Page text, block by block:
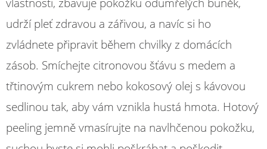
vlastnosti, zbavuje pokožku odumřelých buněk,
udrží pleť zdravou a zářivou, a navíc si ho
zvládnete připravit během chvilky z domácích
zásob. Smíchejte citronovou šťávu s medem a
třtinovým cukrem nebo kokosový olej s kávovou
sedlinou tak, aby vám vznikla hustá hmota. Hotový
peeling jemně vmasírujte na navlhčenou pokožku,